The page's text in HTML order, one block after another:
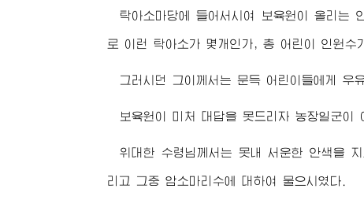
탁아소마당에 들어서시여 보육원이 올리는
로 이런 탁아소가 몇개인가, 총 어린이 인 원수
그러시던 그이께서는 문득 어린이들에게 우
보육원이 미처 대답을 못드리자 농장일군이
위대한 수령님께서 는 못내 서운한 안색을
리고 그중 암소마리수에 대하여 물으시였다.